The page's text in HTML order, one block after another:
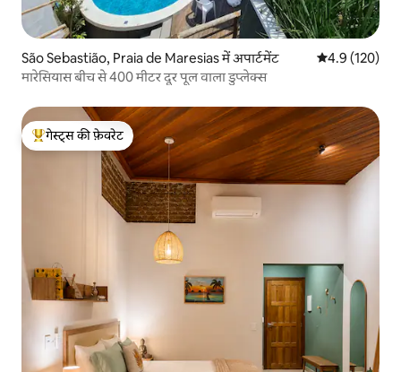
São Sebastião, Praia de Maresias में अपार्टमेंट औसत रेटिंग 5 में
4.9 (120)
मारेसियास बीच से 400 मीटर दूर पूल वाला डुप्लेक्स
गेस्ट्स का टॉप फ़ेवरेट
गेस्ट्स की फ़ेवरेट